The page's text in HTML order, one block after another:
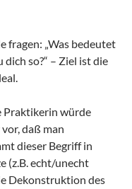
fragen: „Was bedeutet
dich so?“ – Ziel ist die
Praktikerin würde
daß man
dieser Begriff in
(z.B. echt/unecht
Dekonstruktion des